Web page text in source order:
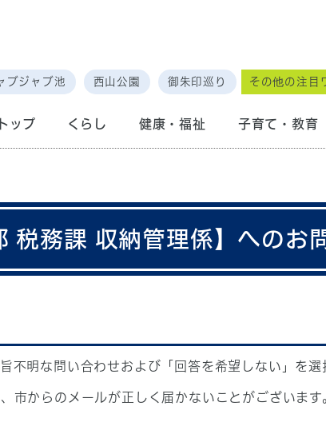
ブジャブ池 西山公園 御朱印巡り その他の注目
トップ くらし 健康・福祉 子育て・教育
税務課 収納管理係】へのお
不明な問い合わせおよび「回答を希望しない」を選
市からのメールが正しく届かないことがございま